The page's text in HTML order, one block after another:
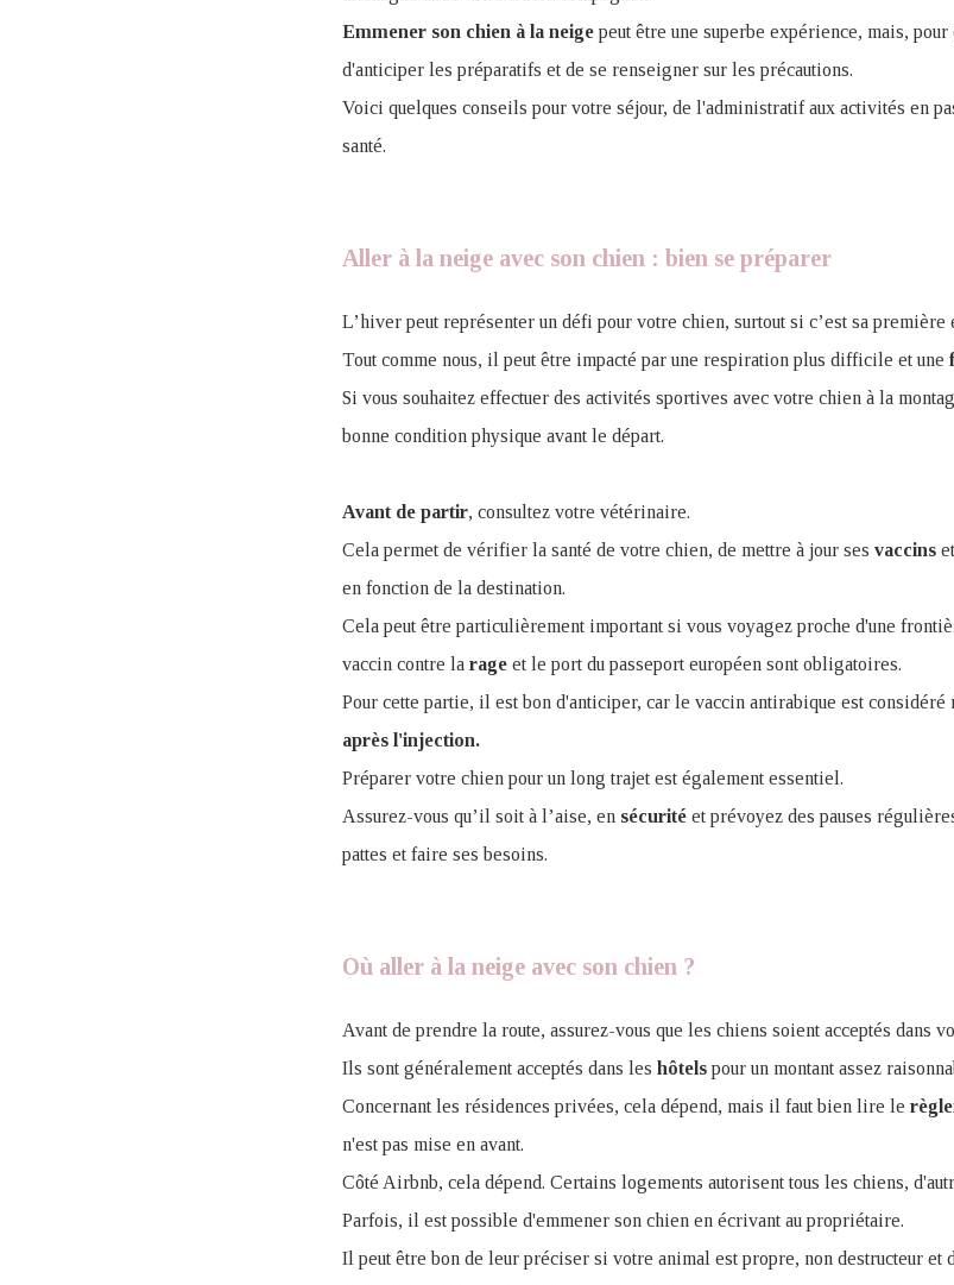
Emmener son chien à la neige peut être une superbe expérience, mais,
d'anticiper les préparatifs et de se renseigner sur les précautions.
Voici quelques conseils pour votre séjour, de l'administratif aux activités en
santé.
Aller à la neige avec son chien : bien se préparer
L’hiver peut représenter un défi pour votre chien, surtout si c’est sa
Tout comme nous, il peut être impacté par une respiration plus difficile et une
Si vous souhaitez effectuer des activités sportives avec votre chien à la
bonne condition physique avant le départ.
Avant de partir, consultez votre vétérinaire.
Cela permet de vérifier la santé de votre chien, de mettre à jour ses vaccins
en fonction de la destination.
Cela peut être particulièrement important si vous voyagez proche d'une
vaccin contre la rage et le port du passeport européen sont obligatoires.
Pour cette partie, il est bon d'anticiper, car le vaccin antirabique est considéré
après l'injection.
Préparer votre chien pour un long trajet est également essentiel.
Assurez-vous qu’il soit à l’aise, en sécurité et prévoyez des pauses
pattes et faire ses besoins.
Où aller à la neige avec son chien ?
Avant de prendre la route, assurez-vous que les chiens soient acceptés dans
Ils sont généralement acceptés dans les hôtels pour un montant assez
Concernant les résidences privées, cela dépend, mais il faut bien lire le
n'est pas mise en avant.
Côté Airbnb, cela dépend. Certains logements autorisent tous les chiens,
Parfois, il est possible d'emmener son chien en écrivant au propriétaire.
Il peut être bon de leur préciser si votre animal est propre, non destructeur et